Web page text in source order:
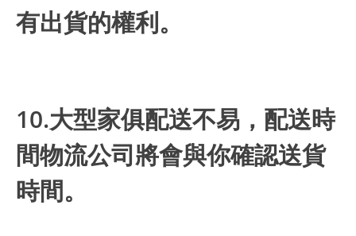
有出貨的權利。
10.大型家俱配送不易，配送時
間物流公司將會與你確認送貨
時間。